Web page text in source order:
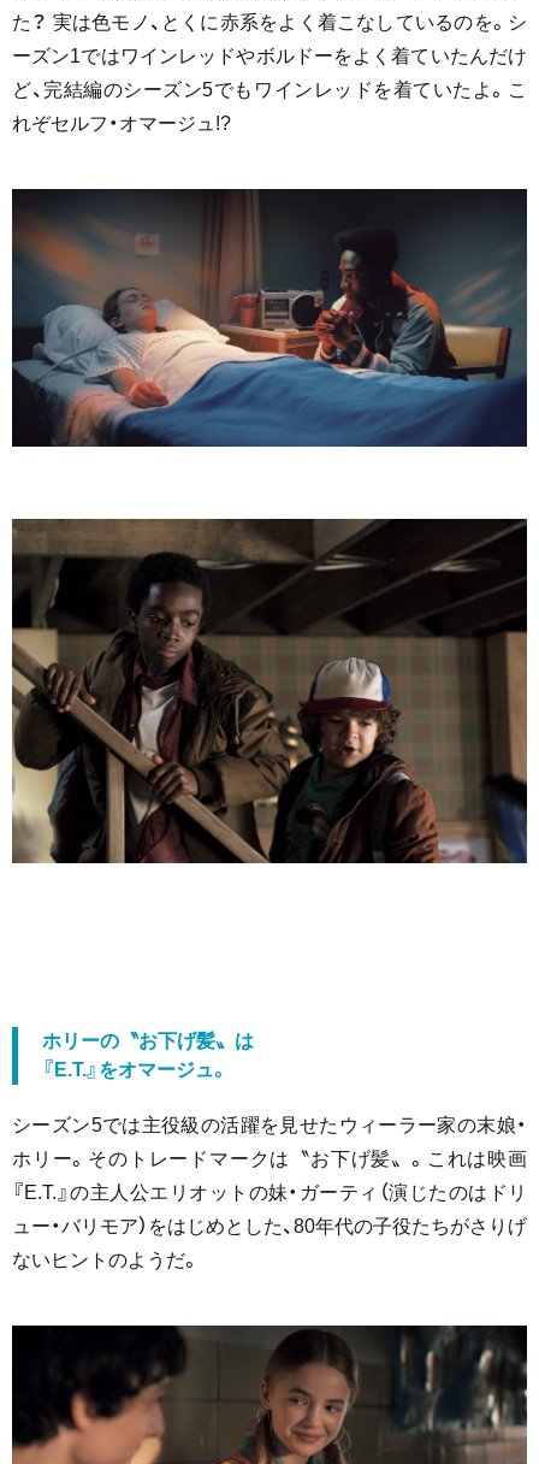
た？ 実は色モノ、とくに赤系をよく着こなしているのを。シ
ーズン1ではワインレッドやボルドーをよく着ていたんだけ
ど、完結編のシーズン5でもワインレッドを着ていたよ。こ
れぞセルフ・オマージュ!?
ホリーの〝お下げ髪〟は
『E.T.』をオマージュ。
シーズン5では主役級の活躍を見せたウィーラー家の末娘・
ホリー。そのトレードマークは〝お下げ髪〟。これは映画
『E.T.』の主人公エリオットの妹・ガーティ（演じたのはドリ
ュー・バリモア）をはじめとした、80年代の子役たちがさりげ
ないヒントのようだ。